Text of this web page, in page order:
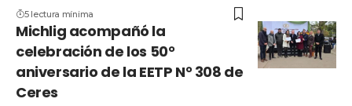
5 lectura mínima
Michlig acompañó la
celebración de los 50°
aniversario de la EETP N° 308 de
Ceres